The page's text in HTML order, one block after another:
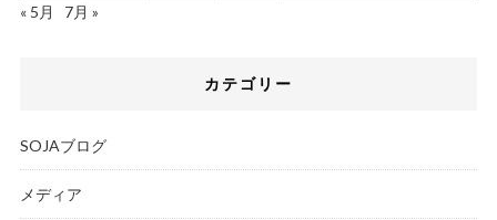
« 5月
7月 »
カテゴリー
SOJAブログ
メディア